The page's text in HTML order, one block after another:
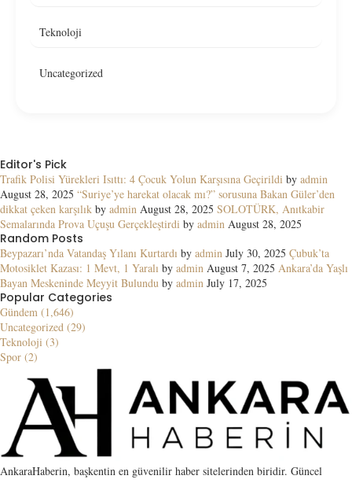
Teknoloji
Uncategorized
Editor's Pick
Trafik Polisi Yürekleri Isıttı: 4 Çocuk Yolun Karşısına Geçirildi by admin
August 28, 2025 “Suriye’ye harekat olacak mı?” sorusuna Bakan Güler’den
dikkat çeken karşılık by admin August 28, 2025 SOLOTÜRK, Anıtkabir
Semalarında Prova Uçuşu Gerçekleştirdi by admin August 28, 2025
Random Posts
Beypazarı’nda Vatandaş Yılanı Kurtardı by admin July 30, 2025 Çubuk’ta
Motosiklet Kazası: 1 Mevt, 1 Yaralı by admin August 7, 2025 Ankara’da Yaşlı
Bayan Meskeninde Meyyit Bulundu by admin July 17, 2025
Popular Categories
Gündem (1,646)
Uncategorized (29)
Teknoloji (3)
Spor (2)
AnkaraHaberin, başkentin en güvenilir haber sitelerinden biridir. Güncel